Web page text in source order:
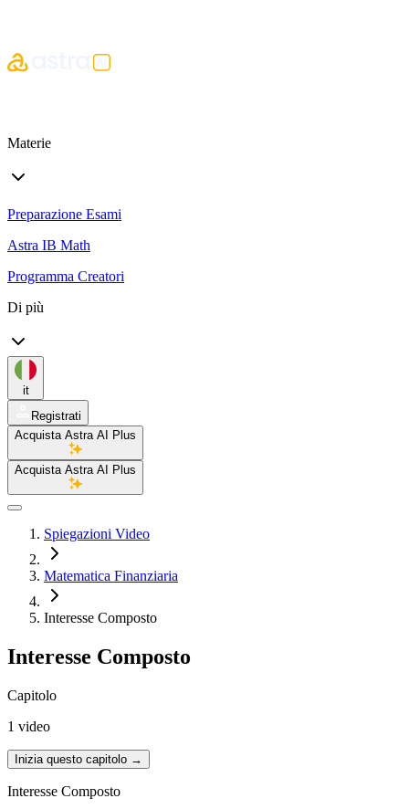
Materie
Preparazione Esami
Astra IB Math
Programma Creatori
Di più
it
Registrati
Acquista Astra AI Plus
Acquista Astra AI Plus
Spiegazioni Video
Matematica Finanziaria
Interesse Composto
Interesse Composto
Capitolo
1 video
Inizia questo capitolo →
Interesse Composto